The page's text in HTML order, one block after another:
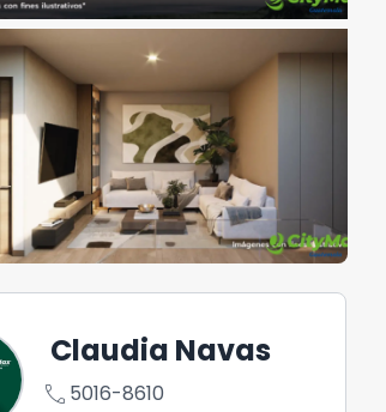
Claudia Navas
call 5016-8610